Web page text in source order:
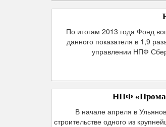
По итогам 2013 года Фонд
данного показателя в 1,9
управлении НПФ
НПФ
В начале апреля в
строительстве одного из